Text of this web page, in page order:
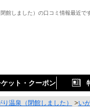
館しました）の口コミ情報最近で
ット・クーポン
り温泉（閉館しました） >い